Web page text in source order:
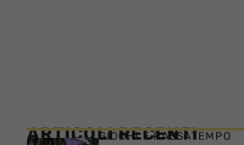
ARTICOLI RECENTI
GIOCHI E PASSATEMPO